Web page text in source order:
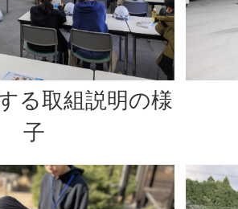
る取組説明の様
子